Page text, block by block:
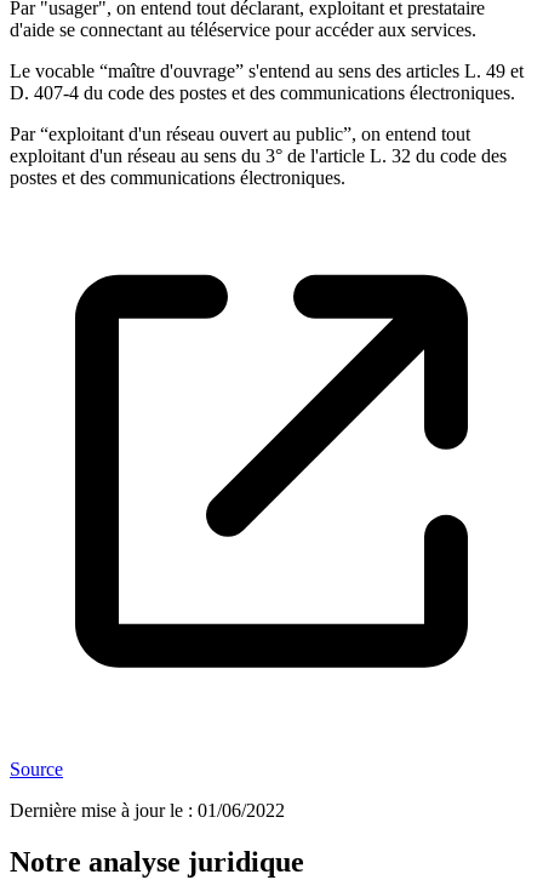
Par "usager", on entend tout déclarant, exploitant et prestataire
d'aide se connectant au téléservice pour accéder aux services.
Le vocable “maître d'ouvrage” s'entend au sens des articles L. 49 et
D. 407-4 du code des postes et des communications électroniques.
Par “exploitant d'un réseau ouvert au public”, on entend tout
exploitant d'un réseau au sens du 3° de l'article L. 32 du code des
postes et des communications électroniques.
Source
Dernière mise à jour le : 01/06/2022
Notre analyse juridique